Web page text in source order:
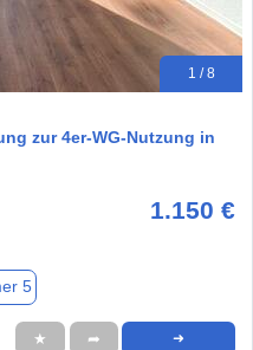
1 / 8
zur 4er-WG-Nutzung in
1.150 €
5
★ ➦ ➜